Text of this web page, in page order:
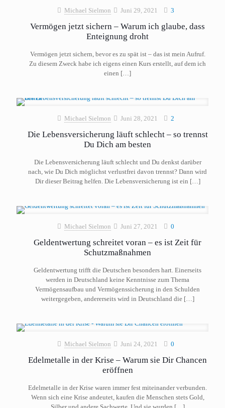
Michael Sielmon Juni 29, 2021 3
Vermögen jetzt sichern – Warum ich glaube, dass
Enteignung droht
Vermögen jetzt sichern, bevor es zu spät ist – das ist mein Aufruf.
Zu diesem Zweck habe ich eigens einen Kurs erstellt, auf dem ich
einen […]
Michael Sielmon Juni 28, 2021 2
Die Lebensversicherung läuft schlecht – so trennst
Du Dich am besten
Die Lebensversicherung läuft schlecht und Du denkst darüber
nach, wie Du Dich möglichst verlustfrei davon trennst? Dann wird
Dir dieser Beitrag helfen. Die Lebensversicherung ist ein […]
Michael Sielmon Juni 27, 2021 0
Geldentwertung schreitet voran – es ist Zeit für
Schutzmaßnahmen
Geldentwertung trifft die Deutschen besonders hart. Einerseits
werden in Deutschland keine Kenntnisse zum Thema
Vermögensaufbau und Vermögenssicherung in den Schulden
weitergegeben, andererseits wird in Deutschland die[…]
Michael Sielmon Juni 24, 2021 0
Edelmetalle in der Krise – Warum sie Dir Chancen
eröffnen
Edelmetalle in der Krise waren immer fest miteinander verbunden.
Wenn sich eine Krise andeutet, kaufen die Menschen stets Gold,